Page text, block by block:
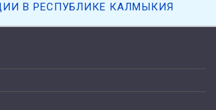
В РЕСПУБЛИКЕ КАЛМЫКИЯ